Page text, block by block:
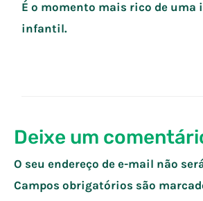
É o momento mais rico de
infantil.
Deixe um
O seu endereço de e-mail não
Campos obrigatórios são